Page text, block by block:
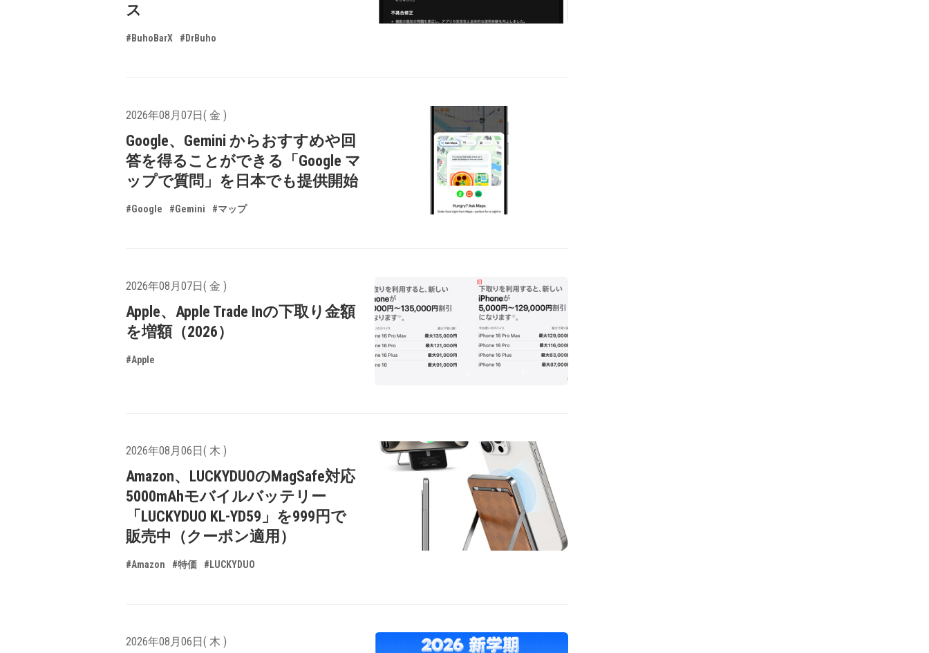
ス
#BuhoBarX #DrBuho
2026年08月07日( 金 )
Google、Gemini からおすすめや回
答を得ることができる「Google マ
ップで質問」を日本でも提供開始
#Google #Gemini #マップ
2026年08月07日( 金 )
Apple、Apple Trade Inの下取り金額
を増額（2026）
#Apple
2026年08月06日( 木 )
Amazon、LUCKYDUOのMagSafe対応
5000mAhモバイルバッテリー
「LUCKYDUO KL-YD59」を999円で
販売中（クーポン適用）
#Amazon #特価 #LUCKYDUO
2026年08月06日( 木 )